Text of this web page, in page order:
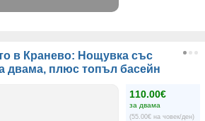
в Кранево: Нощувка със
двама, плюс топъл басейн
110.00€
за двама
(55.00€ на човек/ден)